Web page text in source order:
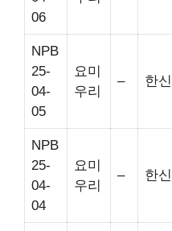
06
NPB
25-
04-
05
요미
우리
– 한신
NPB
25-
04-
04
요미
우리
– 한신